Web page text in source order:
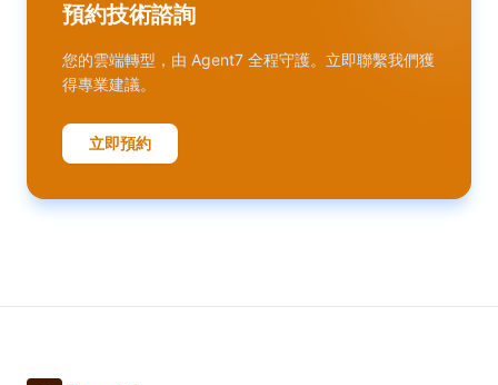
預約技術諮詢
您的雲端轉型，由 Agent7 全程守護。立即聯繫我們獲
得專業建議。
立即預約